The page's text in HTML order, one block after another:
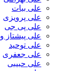
علی بیات
علی پرویزی
علی پی جی
علی پیشتاز و مهدی آذر
علی توحید
علی جعفری
علی حبیبی